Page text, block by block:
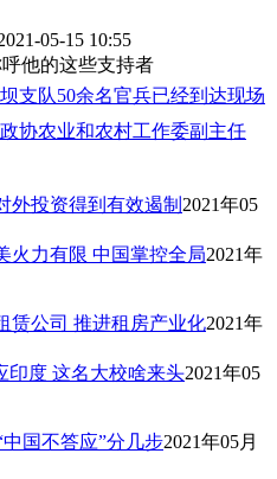
05-15 10:55
他的这些支持者
支队50余名官兵已经到达现场
协农业和农村工作委副主任
外投资得到有效遏制 2021年05
火力有限 中国掌控全局2021年
赁公司 推进租房产业化2021年
印度 这名大校啥来头2021年05
国不答应”分几步2021年05月